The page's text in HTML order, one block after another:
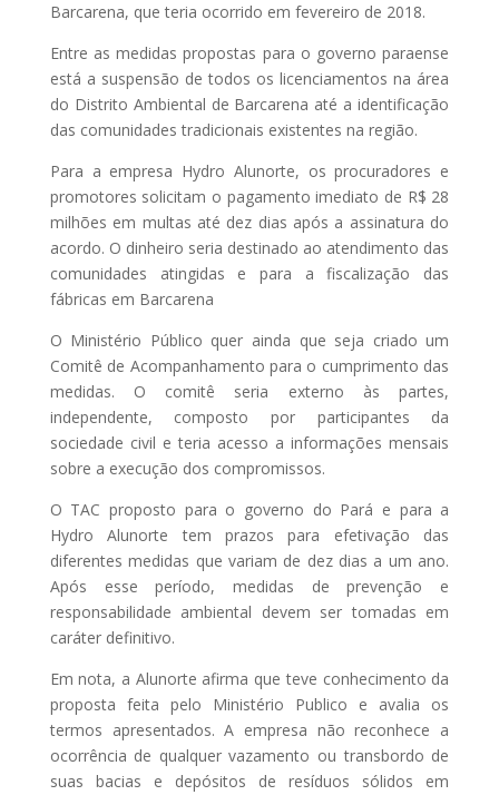
Barcarena, que teria ocorrido em fevereiro de 2018.
Entre as medidas propostas para o governo paraense
está a suspensão de todos os licenciamentos na área
do Distrito Ambiental de Barcarena até a identificação
das comunidades tradicionais existentes na região.
Para a empresa Hydro Alunorte, os procuradores e
promotores solicitam o pagamento imediato de R$ 28
milhões em multas até dez dias após a assinatura do
acordo. O dinheiro seria destinado ao atendimento das
comunidades atingidas e para a fiscalização das
fábricas em Barcarena
O Ministério Público quer ainda que seja criado um
Comitê de Acompanhamento para o cumprimento das
medidas. O comitê seria externo às partes,
independente, composto por participantes da
sociedade civil e teria acesso a informações mensais
sobre a execução dos compromissos.
O TAC proposto para o governo do Pará e para a
Hydro Alunorte tem prazos para efetivação das
diferentes medidas que variam de dez dias a um ano.
Após esse período, medidas de prevenção e
responsabilidade ambiental devem ser tomadas em
caráter definitivo.
Em nota, a Alunorte afirma que teve conhecimento da
proposta feita pelo Ministério Publico e avalia os
termos apresentados. A empresa não reconhece a
ocorrência de qualquer vazamento ou transbordo de
suas bacias e depósitos de resíduos sólidos em